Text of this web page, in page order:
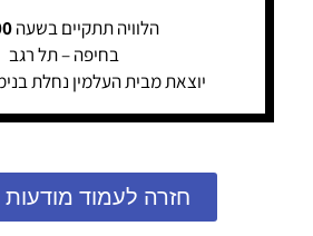
הלוויה תתקיים בשעה
בחיפה – תל רגב
יוצאת מבית העלמין נחלת
חזרה לעמוד